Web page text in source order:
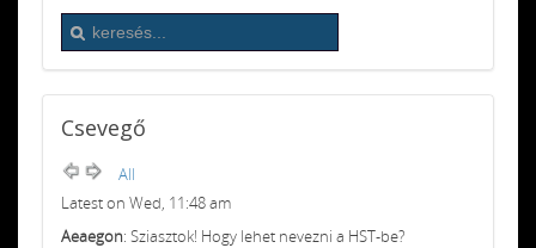
Csevegő
All
Latest on Wed, 11:48 am
Aeaegon: Sziasztok! Hogy lehet nevezni a HST-be?